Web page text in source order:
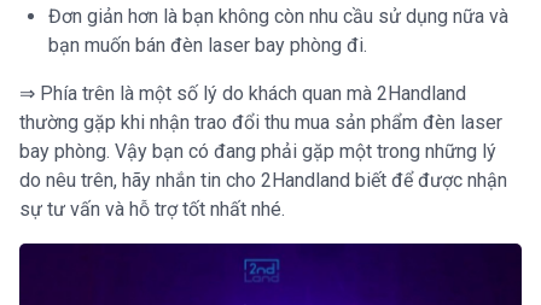
Đơn giản hơn là bạn không còn nhu cầu sử dụng nữa và
bạn muốn bán đèn laser bay phòng đi.
⇒ Phía trên là một số lý do khách quan mà 2Handland
thường gặp khi nhận trao đổi thu mua sản phẩm đèn laser
bay phòng. Vậy bạn có đang phải gặp một trong những lý
do nêu trên, hãy nhắn tin cho 2Handland biết để được nhận
sự tư vấn và hỗ trợ tốt nhất nhé.